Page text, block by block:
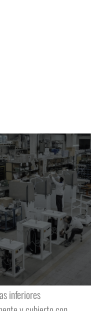
TERMOSELLADO
con dos
en un brazo
y se
inferiores